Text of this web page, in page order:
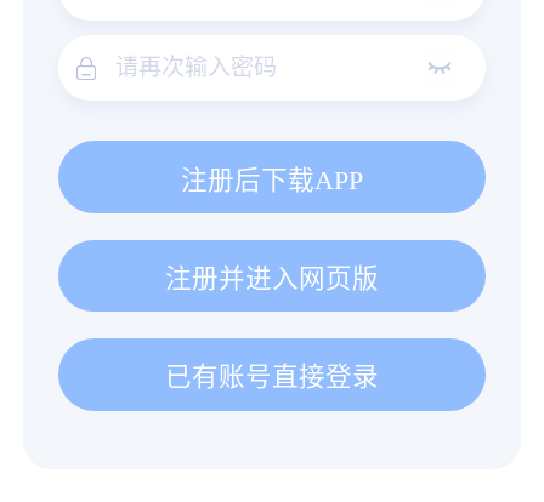
注册后下载APP
注册并进入网页版
已有账号直接登录